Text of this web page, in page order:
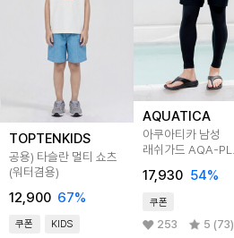
TOPTENKIDS
공용) 타슬란 멀티 쇼츠
(워터겸용)
12,900 67%
쿠폰 KIDS
AQUATICA
아쿠아티카 남성
래쉬가드 AQA-PL
17,930 54%
쿠폰
253 5 (73)